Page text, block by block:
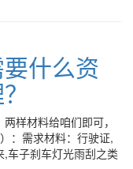
什么资
样材料给咱们即可，
：需求材料：行驶证,
车子刹车灯光雨刮之类